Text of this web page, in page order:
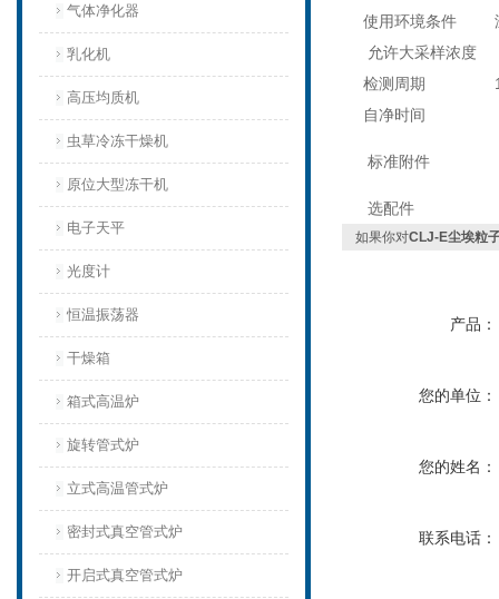
气体净化器
乳化机
高压均质机
虫草冷冻干燥机
原位大型冻干机
电子天平
光度计
恒温振荡器
干燥箱
箱式高温炉
旋转管式炉
立式高温管式炉
密封式真空管式炉
开启式真空管式炉
使用环境条件
允许大采样浓度
检测周期
自净时间
标准附件
选配件
如果你对CLJ-E尘埃粒
产品：
您的单位：
您的姓名：
联系电话：